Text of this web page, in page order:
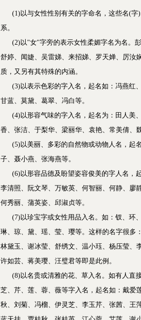
(1)以与女性性别有关的字命名，这些名(字)
系。
(2)以"女"字旁的表示女性柔媚字名为名。
舒婷、闻婕、吴雷娣、来招娣、罗天婵、厉汝
质，又另有其特殊的内涵。
(3)以表示色彩的字入名，起名如：冯燕红
甘蓝、莫黛、葛翠、冯白等。
(4)以形容气味的字入名，起名为：田人美
香、张洁、于梨华、梁丽华、袁艳、常美倩、
(5)以美丽、多彩的自然物或动物人名，起
子、聂小燕、张海燕等。
(6)以形容品德及盼望姿容俊美的字人名，
李清照、阮文琴、万敏英、何智丽、何静、廖
何秀丽、蒲英姿、邱淑贞等。
(7)以珍宝字或女性用品入名。如：钗、环
琳、琼、黛、瑶、莹、璎等。这样的名字很多
林黛玉、谢冰莹、舒绣文、温小珏、杨压莹、
许如芸、蒋美璎、汪璧君等即是此例。
(8)以名贵或清雅的花、草入名。如有人直
芝、芹、莲、蓉、薇等字入名，起名如：戴爱
秋、刘菊、冯榴、伊灵芝、李玉芹、张茜、王